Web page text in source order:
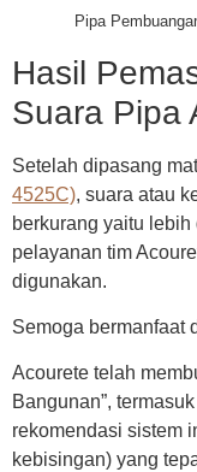
Pipa
Hasil
Suara Pipa
Setelah dipasang
4525C), suara atau
berkurang yaitu
pelayanan tim
digunakan.
Semoga bermanfaat
Acourete telah
Bangunan”,
rekomendasi sistem
kebisingan) yang